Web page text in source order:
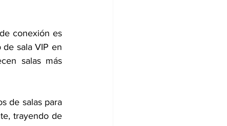
conexión es
sala VIP en
salas más
de salas para
trayendo de